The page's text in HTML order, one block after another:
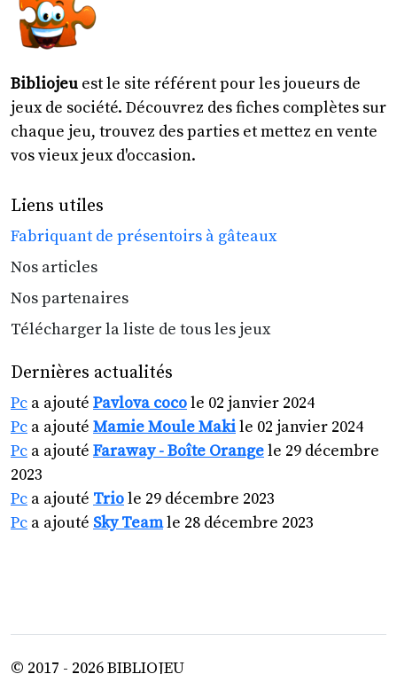
Bibliojeu est le site référent pour les joueurs de
jeux de société. Découvrez des fiches complètes sur
chaque jeu, trouvez des parties et mettez en vente
vos vieux jeux d'occasion.
Liens utiles
Fabriquant de présentoirs à gâteaux
Nos articles
Nos partenaires
Télécharger la liste de tous les jeux
Dernières actualités
Pc a ajouté Pavlova cocole 02 janvier 2024
Pc a ajouté Mamie Moule Makile 02 janvier 2024
Pc a ajouté Faraway - Boîte Orangele 29 décembre
2023
Pc a ajouté Triole 29 décembre 2023
Pc a ajouté Sky Teamle 28 décembre 2023
© 2017 - 2026 BIBLIOJEU